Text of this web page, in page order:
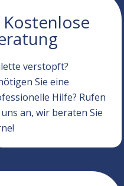
Kostenlose
verstopft?
Sie eine
Hilfe? Rufen
uns an, wir beraten Sie